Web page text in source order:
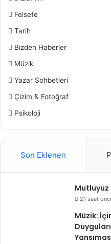
Felsefe
Tarih
Bizden Haberler
Müzik
Yazar Sohbetleri
Çizim & Fotoğraf
Psikoloji
Son Eklenen
Mutluyuz
21 saat
Müzik: